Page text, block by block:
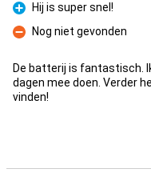
Pro
Hij is super snel!
Con
Nog niet gevonden
De batterij is fantastisch.
dagen mee doen. Verder
vinden!